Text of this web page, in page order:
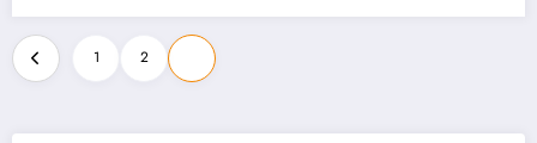
Pagination
des
publications
1 2